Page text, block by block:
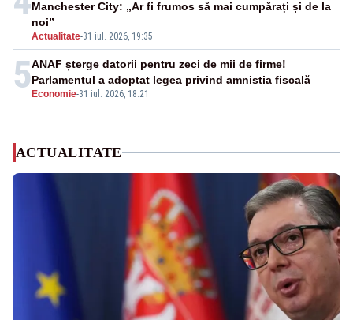
Actualitate-31 iul. 2026, 19:35
Manchester City: „Ar fi frumos să mai cumpărați și de la
noi”
5 Economie-31 iul. 2026, 18:21
ANAF șterge datorii pentru zeci de mii de firme!
Parlamentul a adoptat legea privind amnistia fiscală
ACTUALITATE